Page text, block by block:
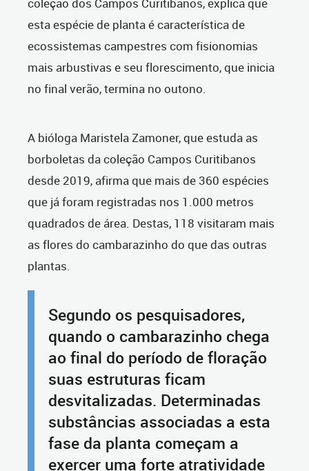
esta espécie de planta é característica de
ecossistemas campestres com fisionomias
mais arbustivas e seu florescimento, que inicia
no final verão, termina no outono.
A bióloga Maristela Zamoner, que estuda as
borboletas da coleção Campos Curitibanos
desde 2019, afirma que mais de 360 espécies
que já foram registradas nos 1.000 metros
quadrados de área. Destas, 118 visitaram mais
as flores do cambarazinho do que das outras
plantas.
Segundo os pesquisadores,
quando o cambarazinho chega
ao final do período de floração
suas estruturas ficam
desvitalizadas. Determinadas
substâncias associadas a esta
fase da planta começam a
exercer uma forte atratividade